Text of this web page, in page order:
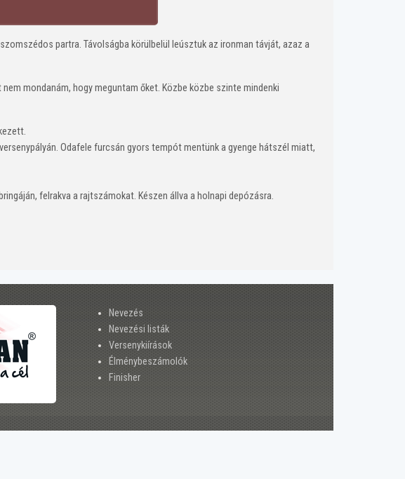
partra. Távolságba körülbelül leúsztuk az ironman távját, azaz a
mondanám, hogy meguntam őket. Közbe közbe szinte mindenki
Odafele furcsán gyors tempót mentünk a gyenge hátszél miatt,
felrakva a rajtszámokat. Készen állva a holnapi depózásra.
Nevezés
Nevezési listák
Versenykiírások
Élménybeszámolók
Finisher